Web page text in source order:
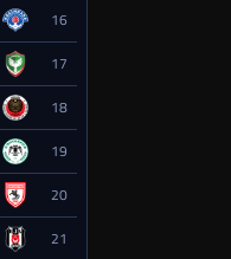
16
17
18
19
20
21